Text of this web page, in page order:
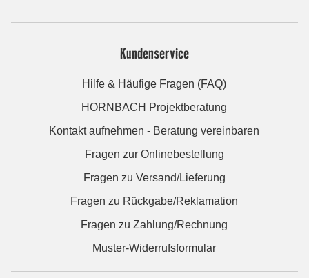
Kundenservice
Hilfe & Häufige Fragen (FAQ)
HORNBACH Projektberatung
Kontakt aufnehmen - Beratung vereinbaren
Fragen zur Onlinebestellung
Fragen zu Versand/Lieferung
Fragen zu Rückgabe/Reklamation
Fragen zu Zahlung/Rechnung
Muster-Widerrufsformular